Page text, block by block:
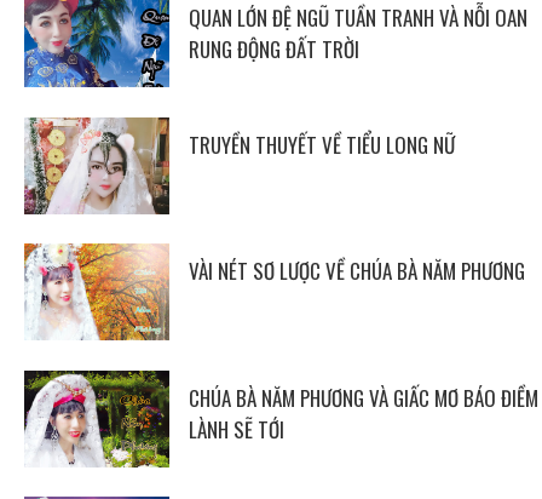
QUAN LỚN ĐỆ NGŨ TUẦN TRANH VÀ NỖI OAN
RUNG ĐỘNG ĐẤT TRỜI
TRUYỀN THUYẾT VỀ TIỂU LONG NỮ
VÀI NÉT SƠ LƯỢC VỀ CHÚA BÀ NĂM PHƯƠNG
CHÚA BÀ NĂM PHƯƠNG VÀ GIẤC MƠ BÁO ĐIỀM
LÀNH SẼ TỚI